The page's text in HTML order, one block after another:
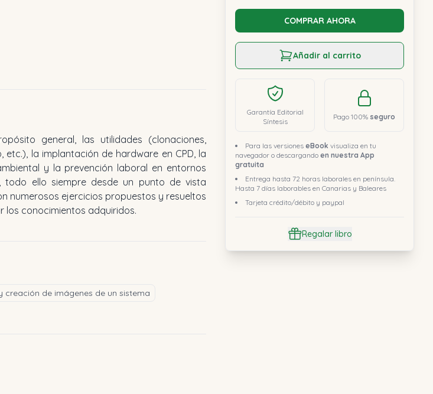
COMPRAR AHORA
Añadir al carrito
Garantía Editorial
Síntesis
Pago 100% seguro
Para las versiones eBook visualiza en tu
navegador o descargando en nuestra App
gratuita
Entrega hasta 72 horas laborales en península.
Hasta 7 días laborables en Canarias y Baleares
Tarjeta crédito/débito y paypal
Regalar libro
general, las utilidades (clonaciones,
etc.), la implantación de hardware en CPD, la
y la prevención laboral en entornos
todo ello siempre desde un punto de vista
los conocimientos adquiridos.
creación de imágenes de un sistema